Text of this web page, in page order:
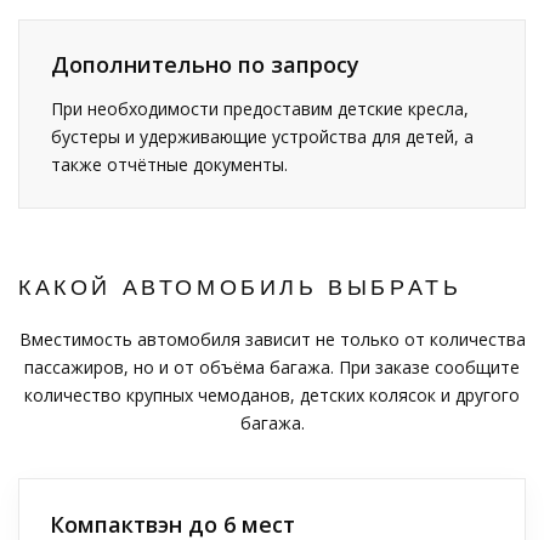
Дополнительно по запросу
При необходимости предоставим детские кресла,
бустеры и удерживающие устройства для детей, а
также отчётные документы.
КАКОЙ АВТОМОБИЛЬ ВЫБРАТЬ
Вместимость автомобиля зависит не только от количества
пассажиров, но и от объёма багажа. При заказе сообщите
количество крупных чемоданов, детских колясок и другого
багажа.
Компактвэн до 6 мест